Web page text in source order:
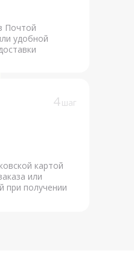
Почтой
удобной
картой
или
при получении
4 шаг